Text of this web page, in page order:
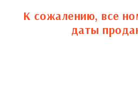
К сожалению, все
даты